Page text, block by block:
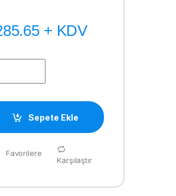
+ KDV
Sepete Ekle
Favorilere
Karşılaştır